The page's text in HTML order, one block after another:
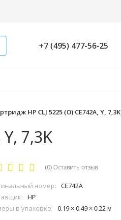
+7 (495) 477-56-25
HP CLJ 5225 (O) CE742A, Y, 7,3K
7,3K
(0) Оставить отзыв
номер:
CE742A
HP
в упаковке:
0.19 × 0.49 × 0.22 м